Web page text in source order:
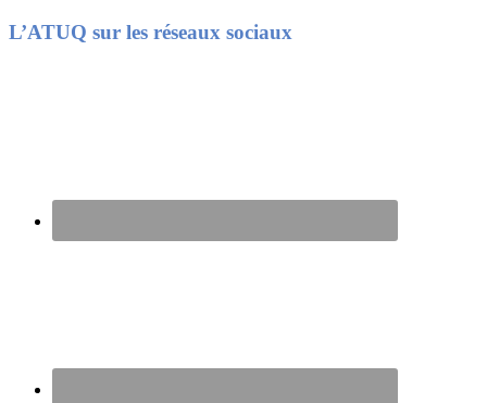
Footer
L’ATUQ sur les réseaux sociaux